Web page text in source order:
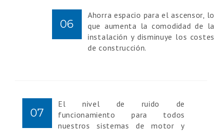
06
Ahorra espacio para el ascensor, lo
que aumenta la comodidad de la
instalación y disminuye los costes
de construcción.
07
El nivel de ruido de
funcionamiento para todos
nuestros sistemas de motor y